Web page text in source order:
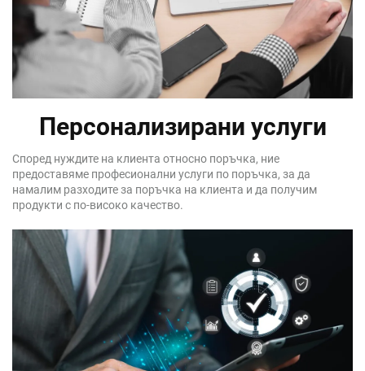
Персонализирани услуги
Според нуждите на клиента относно поръчка, ние
предоставяме професионални услуги по поръчка, за да
намалим разходите за поръчка на клиента и да получим
продукти с по-високо качество.